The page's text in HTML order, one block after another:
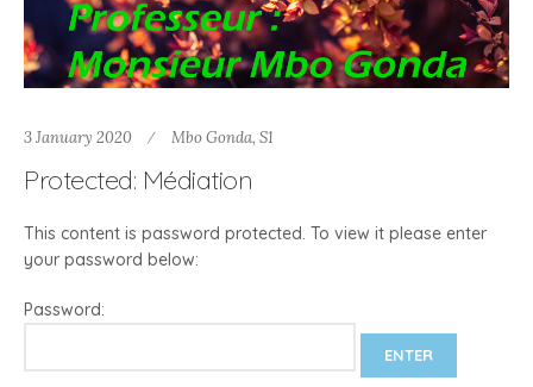
3 January 2020 Mbo Gonda, S1
Protected: Médiation
This content is password protected. To view it please enter
your password below:
Password: